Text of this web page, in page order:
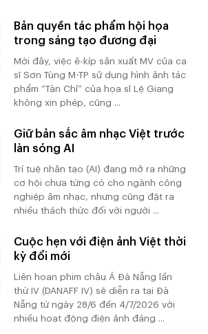
Bản quyền tác phẩm hội họa
trong sáng tạo đương đại
Mới đây, việc ê-kíp sản xuất MV của ca
sĩ Sơn Tùng M-TP sử dụng hình ảnh tác
phẩm “Tàn Chỉ” của họa sĩ Lệ Giang
không xin phép, cũng ...
Giữ bản sắc âm nhạc Việt trước
làn sóng AI
Trí tuệ nhân tạo (AI) đang mở ra những
cơ hội chưa từng có cho ngành công
nghiệp âm nhạc, nhưng cũng đặt ra
nhiều thách thức đối với người ...
Cuộc hẹn với điện ảnh Việt thời
kỳ đổi mới
Liên hoan phim châu Á Đà Nẵng lần
thứ IV (DANAFF IV) sẽ diễn ra tại Đà
Nẵng từ ngày 28/6 đến 4/7/2026 với
nhiều hoạt động điện ảnh đáng ...